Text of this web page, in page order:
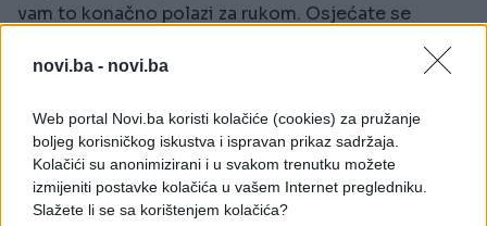
novi.ba - novi.ba
Web portal Novi.ba koristi kolačiće (cookies) za pružanje
boljeg korisničkog iskustva i ispravan prikaz sadržaja.
Kolačići su anonimizirani i u svakom trenutku možete
izmijeniti postavke kolačića u vašem Internet pregledniku.
Slažete li se sa korištenjem kolačića?
vam to konačno polazi za rukom. Osjećate se
vam je bio prijeko potreban. Sreća se polako, ali
Strijelac
Osjećaj neizmjerne sreće dolazi vam jer ste naučili
živjeti u sadašnjem trenutku i prihvatati život